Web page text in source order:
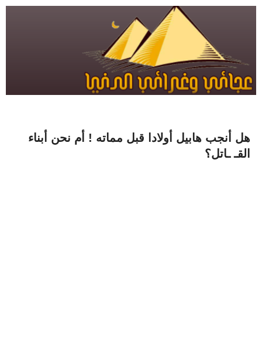
هل أنجب هابيل أولادا قبل مماته ! أم نحن أبناء
القـ ـاتل؟